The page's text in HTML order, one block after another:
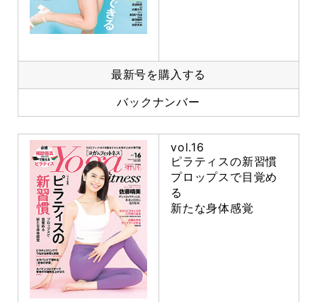
最新号を購入する
バックナンバー
vol.16
ピラティスの新習慣
プロップスで目覚め
る
新たな身体感覚